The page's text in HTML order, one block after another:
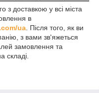
з доставкою у всі міста
в
ua. Після того, як ви
з вами зв'яжеться
замовлення та
складі.